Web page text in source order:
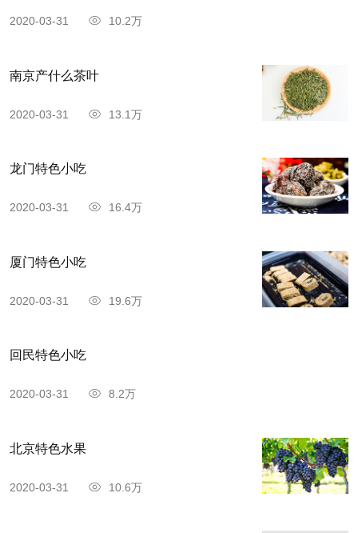
峨眉山茶属绿茶类，其发现、种植、利用与品
鉴在峨眉山发源较早，有着悠久的茶文化历史，形
平直滑、嫩绿油润、清香高长、鲜醇甘爽”，由于峨
眉山卓尔不群的自然环境与得天独厚的茶叶资源及
悠久的宗教文化，形成了品种繁多，品质优异的茶
深远。
2020-03-31 10.2万
南京产什么茶叶
2020-03-31 13.1万
龙门特色小吃
2020-03-31 16.4万
厦门特色小吃
2020-03-31 19.6万
回民特色小吃
2020-03-31 8.2万
北京特色水果
2020-03-31 10.6万